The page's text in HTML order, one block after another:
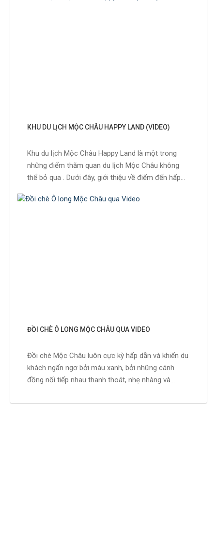
KHU DU LỊCH MỘC CHÂU HAPPY LAND (VIDEO)
Khu du lịch Mộc Châu Happy Land là một trong
những điểm thăm quan du lịch Mộc Châu không
thể bỏ qua . Dưới đây, giới thiệu về điểm đến hấp...
ĐỒI CHÈ Ô LONG MỘC CHÂU QUA VIDEO
Đồi chè Mộc Châu luôn cực kỳ hấp dẫn và khiến du
khách ngẩn ngơ bởi màu xanh, bởi những cánh
đồng nối tiếp nhau thanh thoát, nhẹ nhàng và...